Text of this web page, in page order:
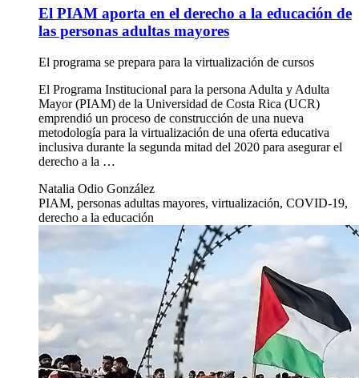
El PIAM aporta en el derecho a la educación de
las personas adultas mayores
El programa se prepara para la virtualización de cursos
El Programa Institucional para la persona Adulta y Adulta
Mayor (PIAM) de la Universidad de Costa Rica (UCR)
emprendió un proceso de construcción de una nueva
metodología para la virtualización de una oferta educativa
inclusiva durante la segunda mitad del 2020 para asegurar el
derecho a la …
Natalia Odio González
PIAM, personas adultas mayores, virtualización, COVID-19,
derecho a la educación